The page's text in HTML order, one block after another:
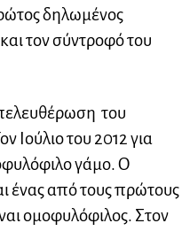
δηλωμένος
τον σύντροφό του
του
Ιούλιο του 2012 για
γάμο. Ο
ένας από τους πρώτους
ομοφυλόφιλος. Στον